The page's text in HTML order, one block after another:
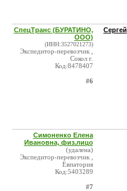
СпецТранс (БУРАТИНО,
ООО)
(ИНН:3527021273)
Экспедитор-перевозчик ,
Сокол г.
Код:8478407
#6
Сергей
Симоненко Елена
Ивановна, физ.лицо
(удалена)
Экспедитор-перевозчик ,
Евпатория
Код:5403289
#7